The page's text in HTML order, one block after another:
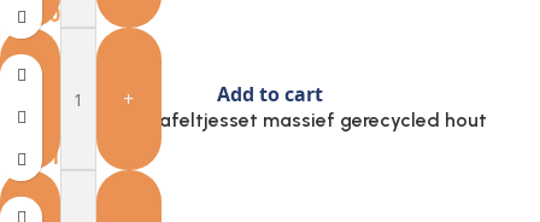
195.01
+ Add to cart
Provira 3-delige Tafeltjesset massief gerecycled hout
140.13